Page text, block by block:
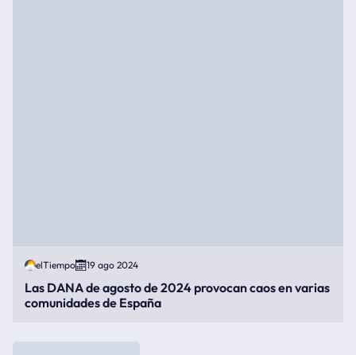
elTiempo 19 ago 2024
Las DANA de agosto de 2024 provocan caos en varias
comunidades de España